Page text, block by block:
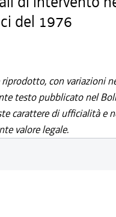
del 1976
con variazioni
testo pubblicato nel
carattere di ufficialità e
valore legale.